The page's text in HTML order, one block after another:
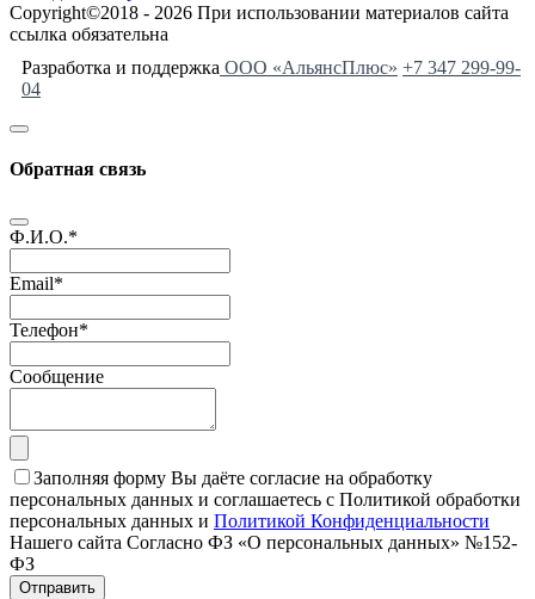
Copyright©2018 - 2026 При использовании материалов сайта
ссылка обязательна
Разработка и поддержка ООО «АльянсПлюс» +7 347 299-99-
04
Обратная связь
Ф.И.О.*
Email*
Телефон*
Сообщение
Заполняя форму Вы даёте согласие на обработку
персональных данных и соглашаетесь с Политикой обработки
персональных данных и Политикой Конфиденциальности
Нашего сайта Согласно ФЗ «О персональных данных» №152-
ФЗ
Отправить